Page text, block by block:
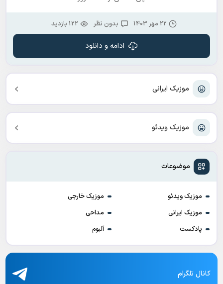
موزیک ایرانی
موزیک ویدئو
موضوعات
موزیک ویدئو
موزیک خارجی
موزیک ایرانی
مداحی
پادکست
آلبوم
22 مهر 1403 بدون نظر 122 بازدید
ادامه و دانلود
کانال تلگرام